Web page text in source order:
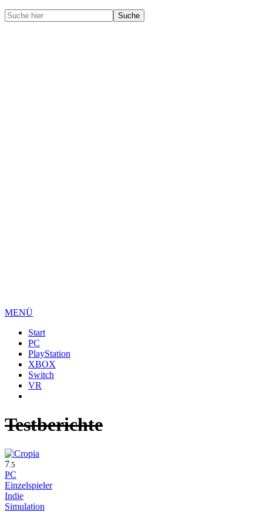
MENÜ
Start
PC
PlayStation
XBOX
Switch
VR
Testberichte
7 .5
PC
Einzelspieler
Indie
Simulation